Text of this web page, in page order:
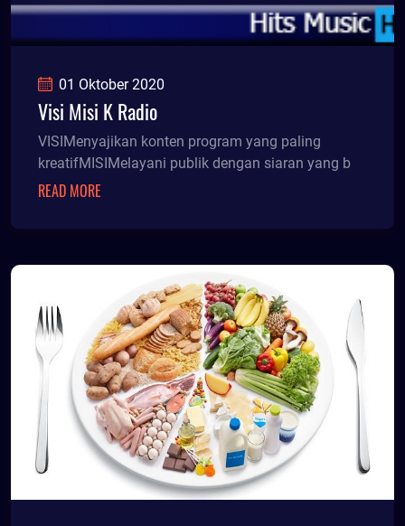
01 Oktober 2020
Visi Misi K Radio
VISIMenyajikan konten program yang paling
kreatifMISIMelayani publik dengan siaran yang b
READ MORE